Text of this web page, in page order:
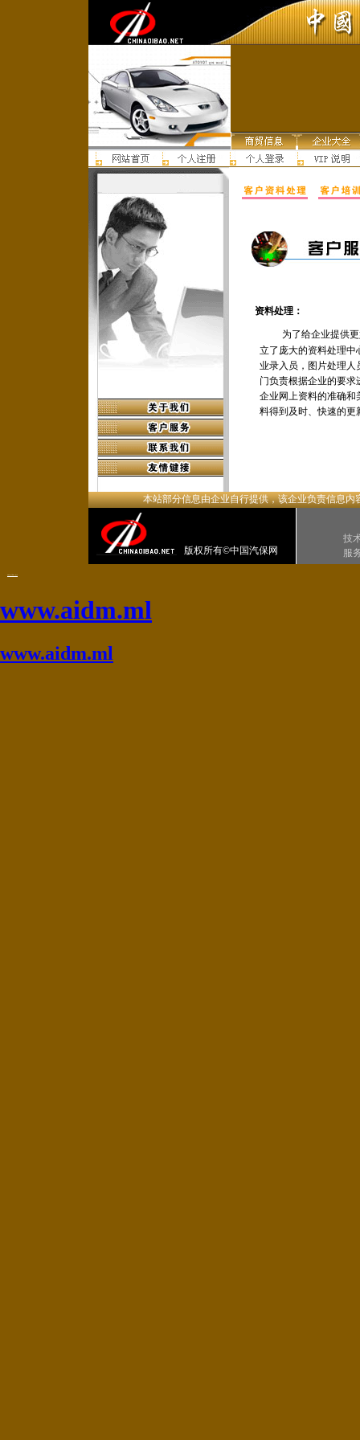
资料处理：
为了给企业提供更
立了庞大的资料处理中
业录入员，图片处理人
门负责根据企业的要
企业网上资料的准确和
料得到及时、快速的更
本站部分信息由企业自行提供，该企业负责信息
版权所有©中国汽保网
技
服
动漫网
www.aidm.ml
www.aidm.ml